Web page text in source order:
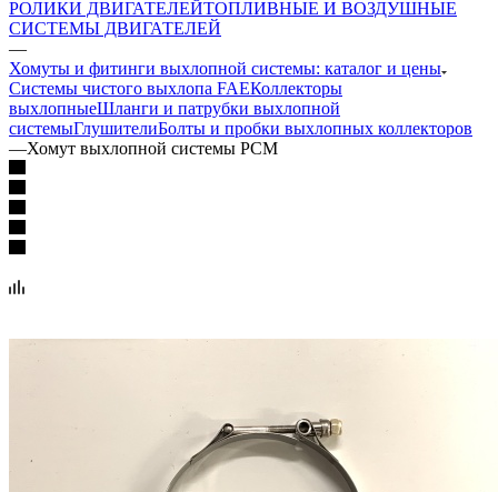
РОЛИКИ ДВИГАТЕЛЕЙТОПЛИВНЫЕ И ВОЗДУШНЫЕ
СИСТЕМЫ ДВИГАТЕЛЕЙ
—
Хомуты и фитинги выхлопной системы: каталог и цены
Системы чистого выхлопа FAEКоллекторы
выхлопныеШланги и патрубки выхлопной
системыГлушителиБолты и пробки выхлопных коллекторов
—Хомут выхлопной системы PCM